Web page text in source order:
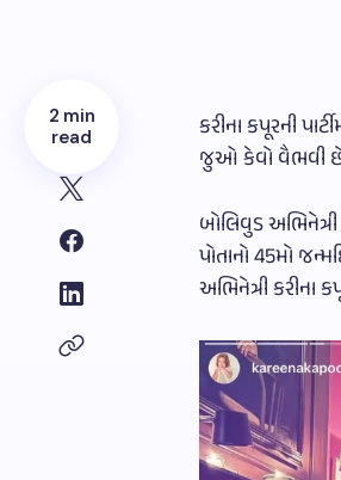
2 min
read
કરીના કપૂરની
જુઓ કેવો વૈભવી
બોલિવુડ
પોતાનો 45મો
અભિનેત્રી કરીના